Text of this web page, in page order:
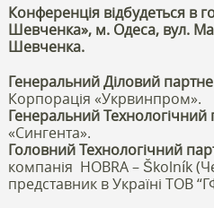
Конференція відбудеться в
Шевченка», м. Одеса, вул.
Шевченка.
Генеральний Діловий
Корпорація «Укрвинпром».
Генеральний Технологічний
«Сингента».
Головний Технологічний
компанія HOBRA – Školník
представник в Україні ТОВ